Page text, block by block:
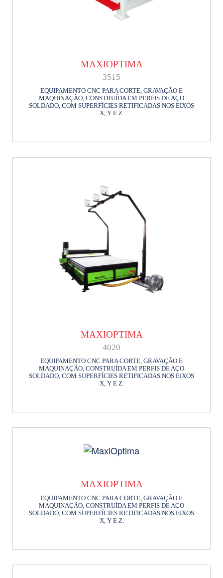
MAXIOPTIMA
3515
EQUIPAMENTO CNC PARA CORTE, GRAVAÇÃO E
MAQUINAÇÃO, CONSTRUÍDA EM PERFIS DE AÇO
SOLDADO, COM SUPERFÍCIES RETIFICADAS NOS EIXOS
X, Y E Z.
MAXIOPTIMA
4020
EQUIPAMENTO CNC PARA CORTE, GRAVAÇÃO E
MAQUINAÇÃO, CONSTRUÍDA EM PERFIS DE AÇO
SOLDADO, COM SUPERFÍCIES RETIFICADAS NOS EIXOS
X, Y E Z.
MAXIOPTIMA
EQUIPAMENTO CNC PARA CORTE, GRAVAÇÃO E
MAQUINAÇÃO, CONSTRUÍDA EM PERFIS DE AÇO
SOLDADO, COM SUPERFÍCIES RETIFICADAS NOS EIXOS
X, Y E Z.